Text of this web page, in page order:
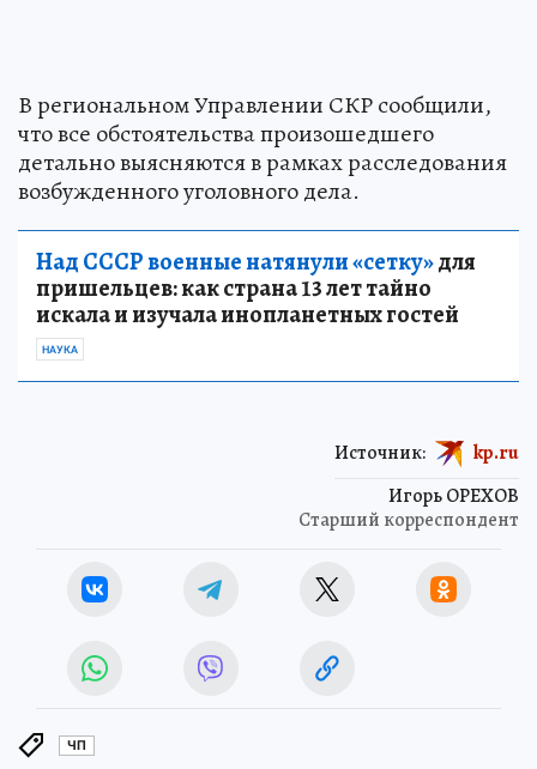
В региональном Управлении СКР сообщили,
что все обстоятельства произошедшего
детально выясняются в рамках расследования
возбужденного уголовного дела.
Над СССР военные натянули «сетку»для
пришельцев: как страна 13 лет тайно
искала и изучала инопланетных гостей
НАУКА
Игорь ОРЕХОВ
Старший корреспондент
Источник: kp.ru
ЧП